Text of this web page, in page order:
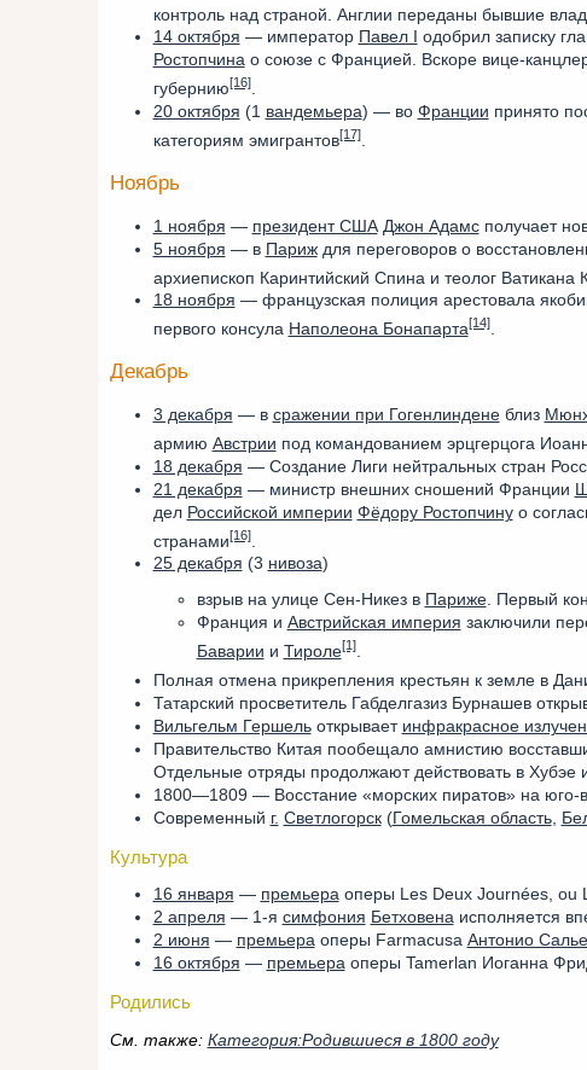
контроль над страной. Англии переданы бывшие
14 октября — император Павел I одобрил записку
Ростопчинао союзе с Францией. Вскоре вице-
губернию[16].
20 октября (1 вандемьера) — во Франции принято
категориям эмигрантов[17].
Ноябрь
1 ноября — президент США Джон Адамсполучает
5 ноября — в Париждля переговоров о
архиепископ Каринтийский Спина и теолог Ватикана
18 ноября — французская полиция арестовала
первого консула Наполеона Бонапарта[14].
Декабрь
3 декабря — в сражении при Гогенлинденеблиз
армию Австрии под командованием эрцгерцога
18 декабря — Создание Лиги нейтральных стран
21 декабря — министр внешних сношений Франции
дел Российской империи Фёдору Ростопчинуо
странами[16].
25 декабря (3 нивоза)
взрыв на улице Сен-Никез в Париже. Первый
Франция и Австрийская империя заключили
Баварии и Тироле[1].
Полная отмена прикрепления крестьян к земле в
Татарский просветитель Габделгазиз Бурнашев
Вильгельм Гершельоткрывает инфракрасное
Правительство Китая пообещало амнистию
Отдельные отряды продолжают действовать в Хубэе
1800—1809 — Восстание «морских пиратов» на юго-
Современный г. Светлогорск(Гомельская область,
Культура
16 января — премьераоперы Les Deux Journées, ou
2 апреля — 1-я симфония Бетховенаисполняется
2 июня — премьераоперы Farmacusa Антонио
16 октября — премьераоперы Tamerlan Иоганна
Родились
См. также: Категория:Родившиеся в 1800 году